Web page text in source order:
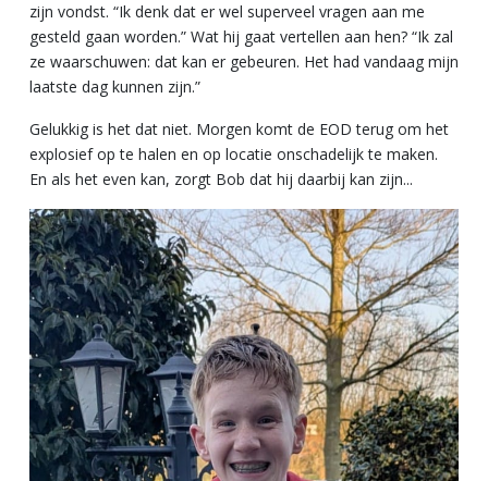
zijn vondst. “Ik denk dat er wel superveel vragen aan me
gesteld gaan worden.” Wat hij gaat vertellen aan hen? “Ik zal
ze waarschuwen: dat kan er gebeuren. Het had vandaag mijn
laatste dag kunnen zijn.”
Gelukkig is het dat niet. Morgen komt de EOD terug om het
explosief op te halen en op locatie onschadelijk te maken.
En als het even kan, zorgt Bob dat hij daarbij kan zijn...